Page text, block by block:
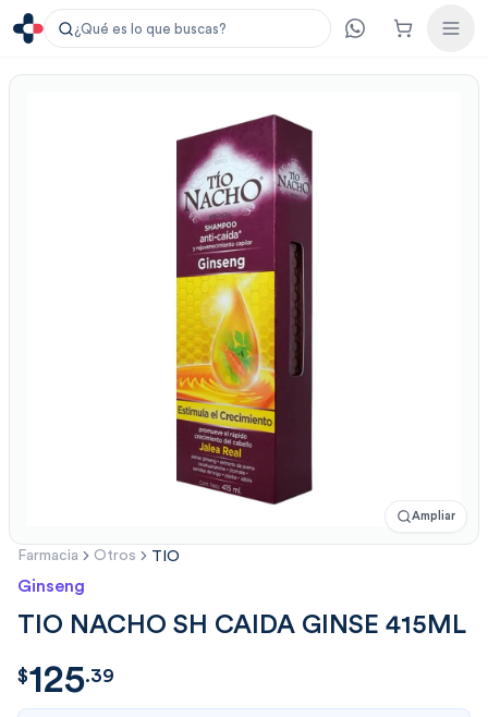
¿Qué es lo que buscas?
Ampliar
Farmacia Otros TIO
Ginseng
TIO NACHO SH CAIDA GINSE 415ML
$125.3924
$125.39